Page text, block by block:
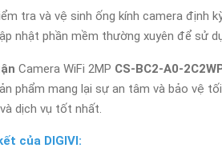
tra và vệ sinh ống kính camera định
nhật phần mềm thường xuyên để sử
Camera WiFi 2MP CS-BC2-A0-
phẩm mang lại sự an tâm và bảo vệ
dịch vụ tốt nhất.
của DIGIVI: